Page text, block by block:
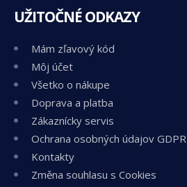
UŽITOČNÉ ODKAZY
Mám zľavový kód
Môj účet
Všetko o nákupe
Doprava a platba
Zákaznícky servis
Ochrana osobných údajov GDPR
Kontakty
Změna souhlasu s Cookies